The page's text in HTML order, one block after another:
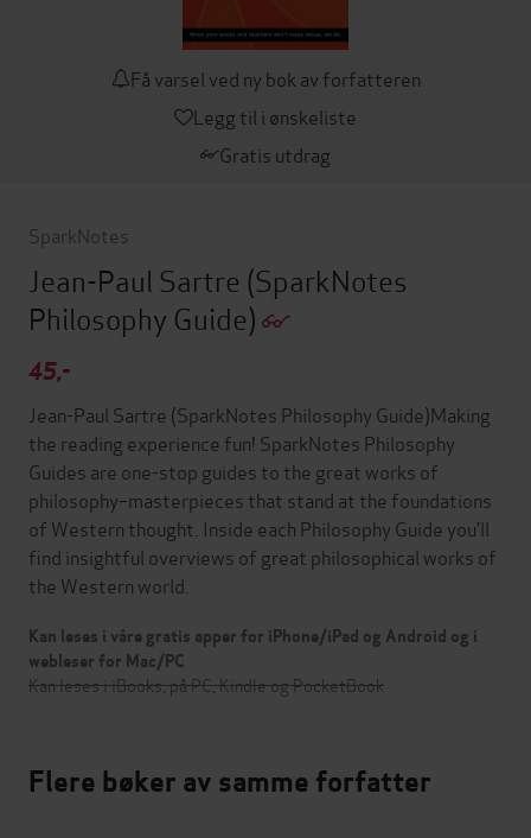
Få varsel ved ny bok av forfatteren
Legg til i ønskeliste
Gratis utdrag
SparkNotes
Jean-Paul Sartre (SparkNotes
Philosophy Guide)
45,-
Jean-Paul Sartre (SparkNotes Philosophy Guide)Making
the reading experience fun! SparkNotes Philosophy
Guides are one-stop guides to the great works of
philosophy–masterpieces that stand at the foundations
of Western thought. Inside each Philosophy Guide you’ll
find insightful overviews of great philosophical works of
the Western world.
Kan leses i våre gratis apper for iPhone/iPad og Android og i
webleser for Mac/PC
Kan leses i iBooks, på PC, Kindle og PocketBook
Flere bøker av samme forfatter